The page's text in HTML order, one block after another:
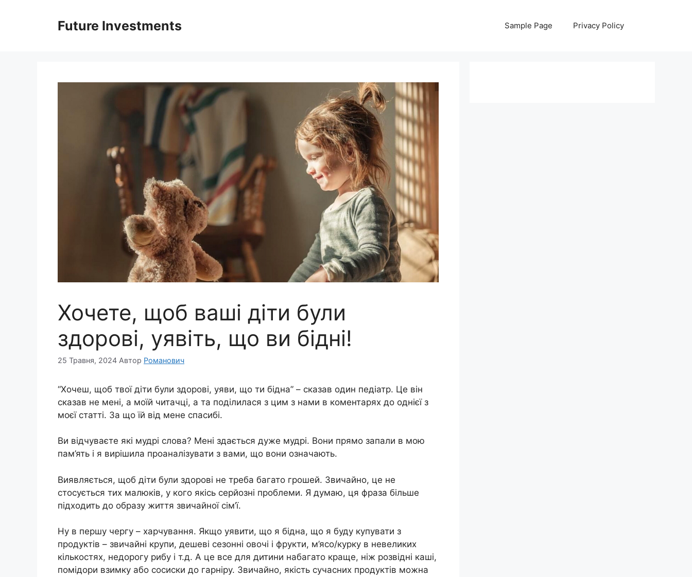
Future Investments Sample Page Privacy Policy
Хочете, щоб ваші діти були
здорові, уявіть, що ви бідні!
25 Травня, 2024 Автор Романович
“Хочеш, щоб твої діти були здорові, уяви, що ти бідна” – сказав один педіатр. Це він
сказав не мені, а моїй читачці, а та поділилася з цим з нами в коментарях до однієї з
моєї статті. За що їй від мене спасибі.
Ви відчуваєте які мудрі слова? Мені здається дуже мудрі. Вони прямо запали в мою
пам’ять і я вирішила проаналізувати з вами, що вони означають.
Виявляється, щоб діти були здорові не треба багато грошей. Звичайно, це не
стосується тих малюків, у кого якісь серйозні проблеми. Я думаю, ця фраза більше
підходить до образу життя звичайної сім’ї.
Ну в першу чергу – харчування. Якщо уявити, що я бідна, що я буду купувати з
продуктів – звичайні крупи, дешеві сезонні овочі і фрукти, м’ясо/курку в невеликих
кількостях, недорогу рибу і т.д. А це все для дитини набагато краще, ніж розвідні каші,
помідори взимку або сосиски до гарніру. Звичайно, якість сучасних продуктів можна